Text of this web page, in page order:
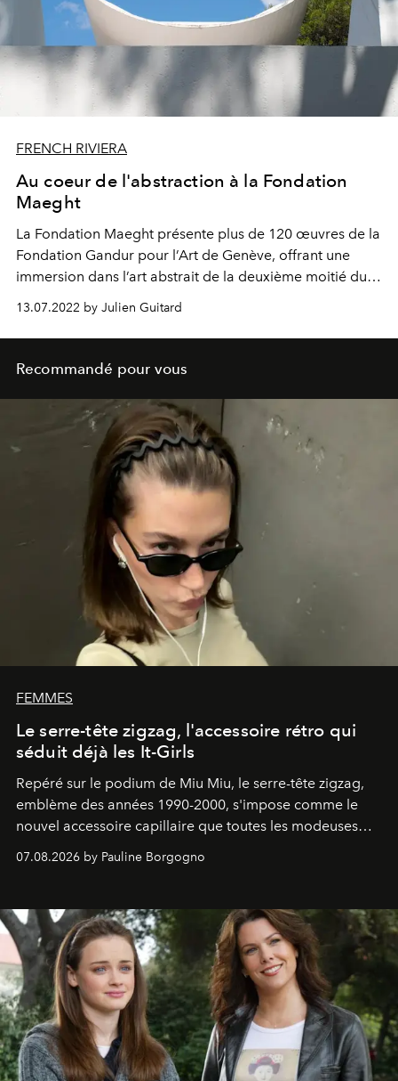
FRENCH RIVIERA
Au coeur de l'abstraction à la Fondation
Maeght
La Fondation Maeght présente plus de 120 œuvres de la
Fondation Gandur pour l’Art de Genève, offrant une
immersion dans l’art abstrait de la deuxième moitié du
XXème siècle.
13.07.2022 by Julien Guitard
Recommandé pour vous
FEMMES
Le serre-tête zigzag, l'accessoire rétro qui
séduit déjà les It-Girls
Repéré sur le podium de Miu Miu, le serre-tête zigzag,
emblème des années 1990-2000, s'impose comme le
nouvel accessoire capillaire que toutes les modeuses
s'arrachent déjà.
07.08.2026 by Pauline Borgogno